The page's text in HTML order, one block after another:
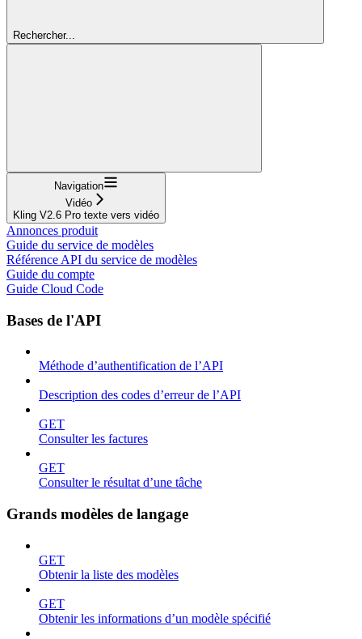
Rechercher...
Navigation
Vidéo
Kling V2.6 Pro texte vers vidéo
Annonces produit
Guide du service de modèles
Référence API du service de modèles
Guide du compte
Guide Cloud Code
Bases de l'API
Méthode d’authentification de l’API
Description des codes d’erreur de l’API
GET
Consulter les factures
GET
Consulter le résultat d’une tâche
Grands modèles de langage
GET
Obtenir la liste des modèles
GET
Obtenir les informations d’un modèle spécifié